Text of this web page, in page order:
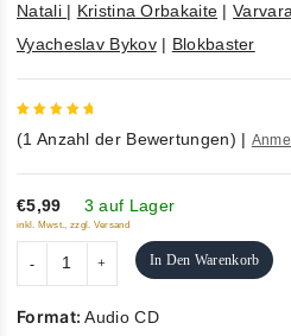
Natali | Kristina Orbakaite |
Vyacheslav Bykov| Blokbaster
5
(1 Anzahl der Bewertungen) |
€5,99 3 auf Lager
inkl. Mwst., zzgl. Versand
In Den Warenkorb
Format:Audio CD